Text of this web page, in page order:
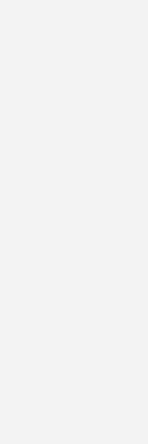
auf einer
Sie
Tracing-
oder
(z.B.
werden,
und
(z.B. Anzahl
für
gewinnen
wurde von